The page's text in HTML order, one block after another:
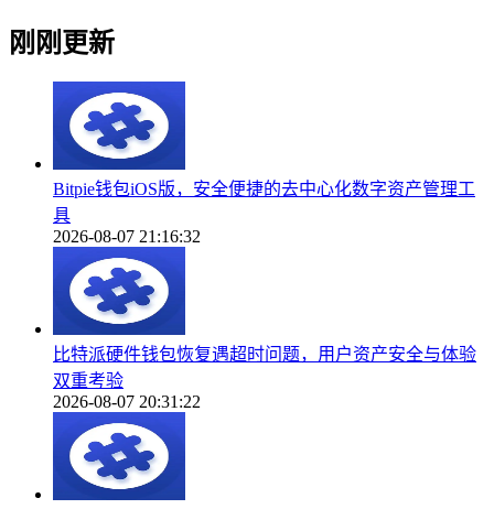
刚刚更新
Bitpie钱包iOS版，安全便捷的去中心化数字资产管理工
具
2026-08-07 21:16:32
比特派硬件钱包恢复遇超时问题，用户资产安全与体验
双重考验
2026-08-07 20:31:22